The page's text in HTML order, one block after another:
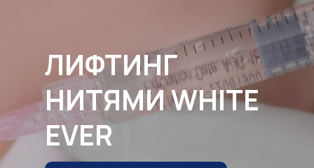
ЛИФТИНГ
НИТЯМИ WHITE
EVER